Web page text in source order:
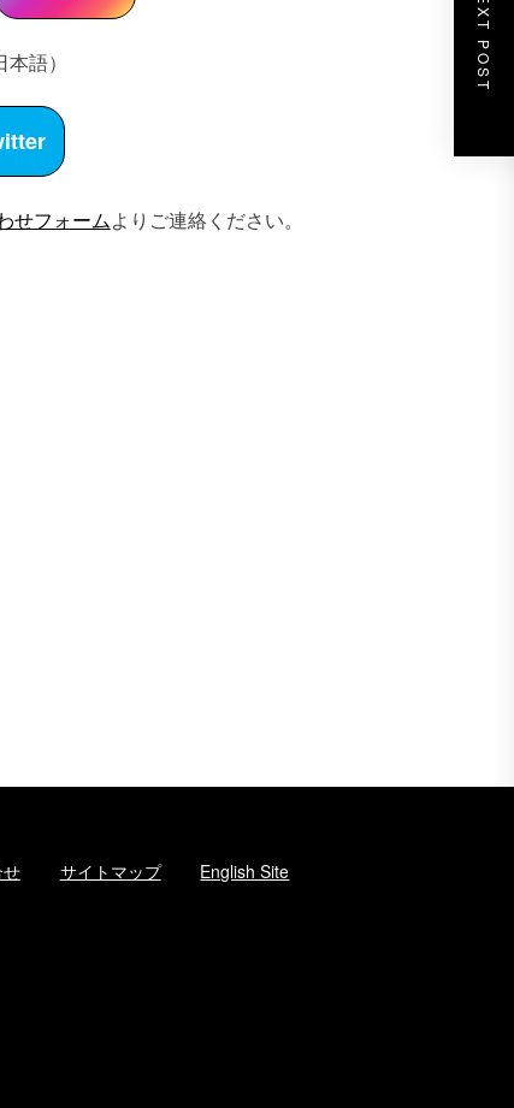
本語）
せフォームよりご連絡ください。
NEXT POST
サイトマップ English Site